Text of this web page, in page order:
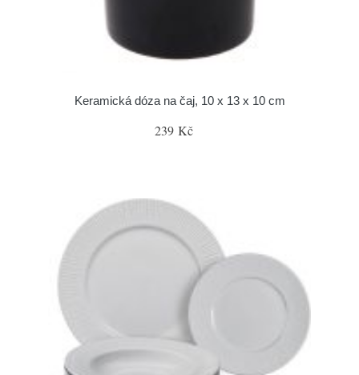
Keramická dóza na čaj, 10 x 13 x 10 cm
239 Kč